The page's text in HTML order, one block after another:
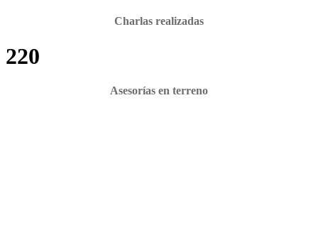
Charlas realizadas
220
Asesorías en terreno